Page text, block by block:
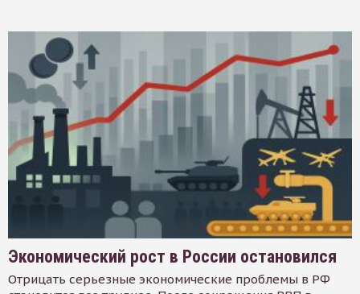
Экономический рост в России остановился
Отрицать серьезные экономические проблемы в РФ